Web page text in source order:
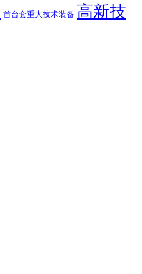
首台套重大技术装备 高新技